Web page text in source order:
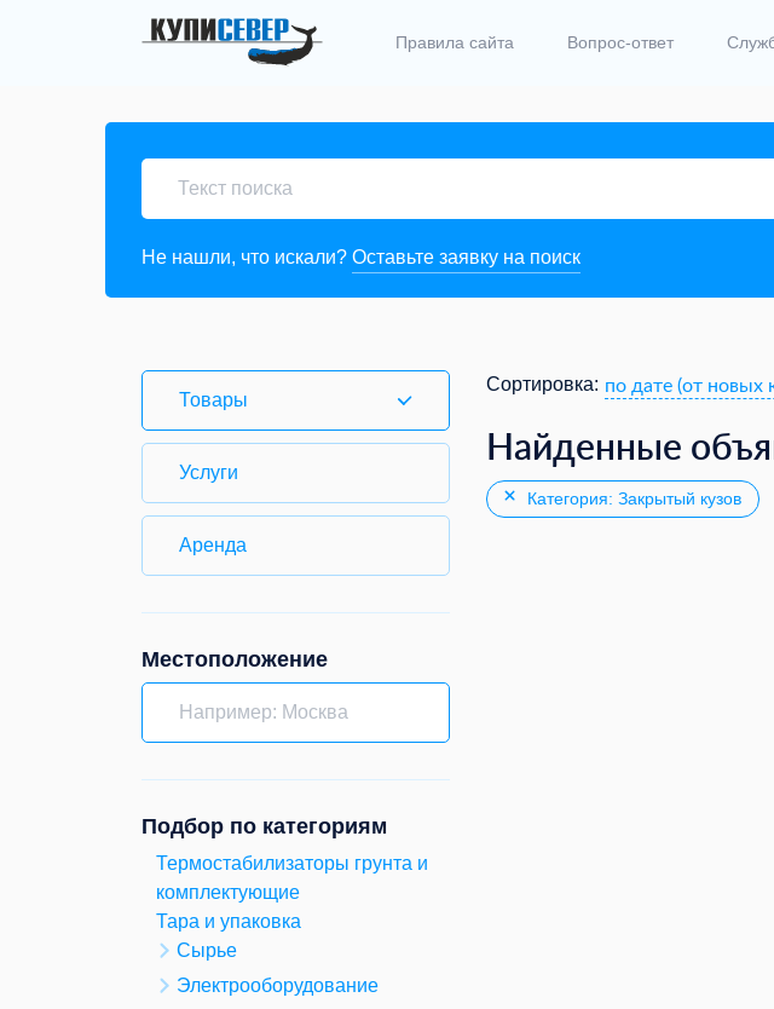
Правила сайта Вопрос-ответ
Не нашли, что искали? Оставьте заявку на поиск
Товары
Услуги
Аренда
Местоположение
Подбор по категориям
Термостабилизаторы грунта и
комплектующие
Тара и упаковка
Сырье
Электрооборудование
Сортировка: по дате (от новых
Найденные
Категория: Закрытый кузов